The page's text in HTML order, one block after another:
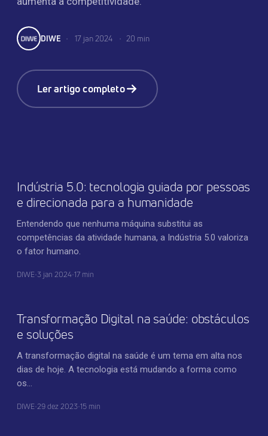
DIWE • 17 jan 2024 • 20 min
Ler artigo completo
Indústria 5.0: tecnologia guiada por pessoas
e direcionada para a humanidade
Entendendo que nenhuma máquina substitui as
competências da atividade humana, a Indústria 5.0 valoriza
o fator humano.
DIWE•3 jan 2024•17 min
TRANSFORMAÇÃO DIGITAL
Transformação Digital na saúde: obstáculos
e soluções
A transformação digital na saúde é um tema em alta nos
dias de hoje. A tecnologia está mudando a forma como
os…
DIWE•29 dez 2023•15 min
TECNOLOGIA